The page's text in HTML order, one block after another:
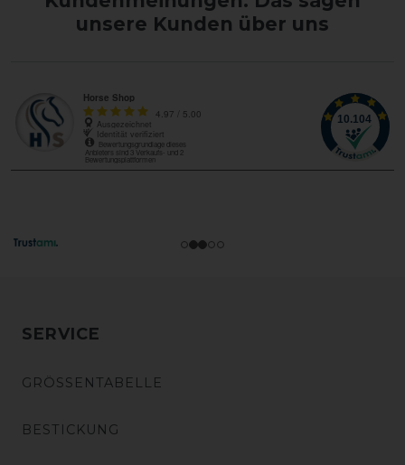
unsere Kunden über uns
SERVICE
GRÖSSENTABELLE
BESTICKUNG